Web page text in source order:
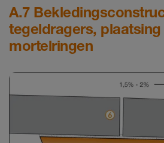
A.7
tegeldragers,
mortelringen